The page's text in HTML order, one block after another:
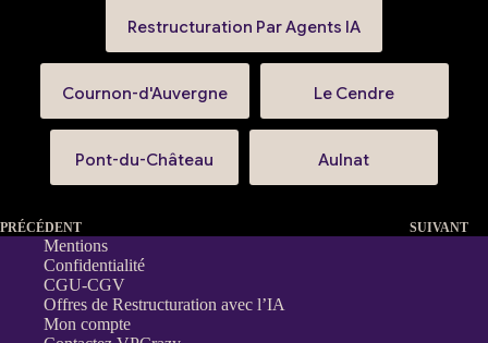
Restructuration Par Agents IA
Cournon-d'Auvergne Le Cendre
Pont-du-Château Aulnat
PRÉCÉDENT SUIVANT
Mentions
Confidentialité
CGU-CGV
Offres de Restructuration avec l’IA
Mon compte